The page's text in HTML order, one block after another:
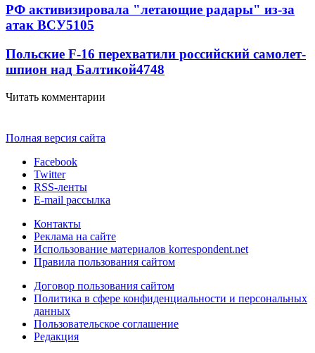
РФ активизировала "летающие радары" из-за
атак ВСУ5105
Польские F-16 перехватили российский самолет-
шпион над Балтикой4748
Читать комментарии
Полная версия сайта
Facebook
Twitter
RSS-ленты
E-mail рассылка
Контакты
Реклама на сайте
Использование материалов korrespondent.net
Правила пользования сайтом
Договор пользования сайтом
Политика в сфере конфиденциальности и персональных
данных
Пользовательское соглашение
Редакция